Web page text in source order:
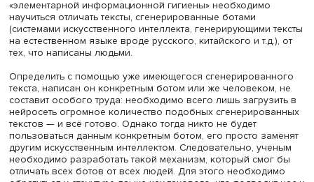
Василий Громов
ведь мир меняется, а человечество сейчас находится в
процессе «коэволюции системы искусственного
человека»: вместе со своим стремительным развитием
подстраивается под человека, но и человек также
подстраиваться под искусственный интеллект. Для
безопасности своего будущего или хотя бы для
«элементарной информационной гигиены» необходимо
научиться отличать тексты, сгенерированные ботами